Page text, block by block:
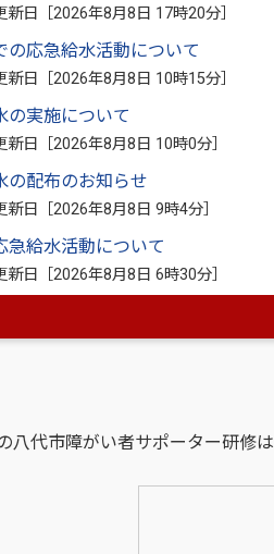
新日［2026年8月8日 17時20分
の応急給水活動について
新日［2026年8月8日 10時15分
の実施について
新日［2026年8月8日 10時0分
の配布のお知らせ
新日［2026年8月8日 9時4分
急給水活動について
新日［2026年8月8日 6時30分
八代市障がい者サポーター研修は